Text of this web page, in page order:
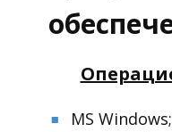
■
■ MS Windows;